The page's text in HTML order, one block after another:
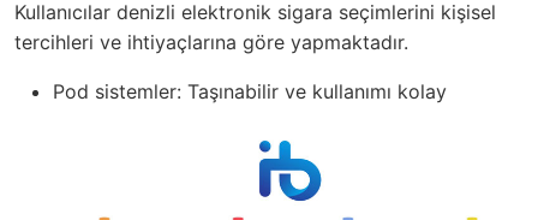
Kullanıcılar denizli elektronik sigara seçimlerini kişisel
tercihleri ve ihtiyaçlarına göre yapmaktadır.
Pod sistemler: Taşınabilir ve kullanımı kolay